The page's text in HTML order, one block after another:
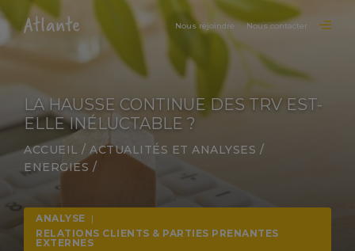
Nous rejoindre Nous contacter
LA HAUSSE CONTINUE DES TRV EST-
ELLE INÉLUCTABLE ?
ACCUEIL / ACTUALITÉS ET ANALYSES /
ENERGIES /
ANALYSE |
RELATIONS CLIENTS & PARTIES PRENANTES
EXTERNES